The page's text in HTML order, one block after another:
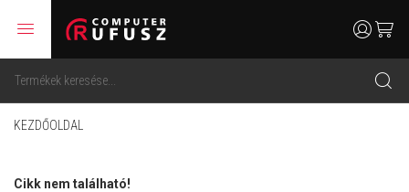
menu
search
usercart
KEZDŐOLDAL
Cikk nem található!